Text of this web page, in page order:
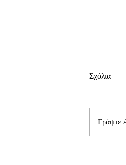
Σχόλια
Γράψτε